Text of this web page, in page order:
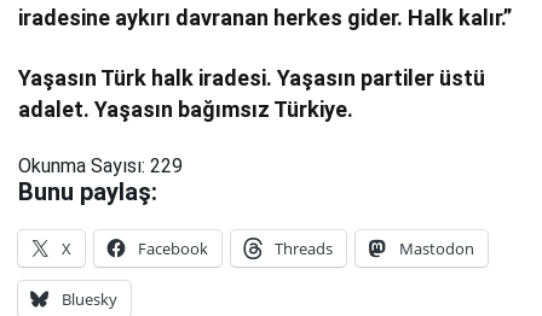
iradesine aykırı davranan herkes gider. Halk kalır.”
Yaşasın Türk halk iradesi. Yaşasın partiler üstü
adalet. Yaşasın bağımsız Türkiye.
Okunma Sayısı: 229
Bunu paylaş:
X Facebook Threads Mastodon
Bluesky